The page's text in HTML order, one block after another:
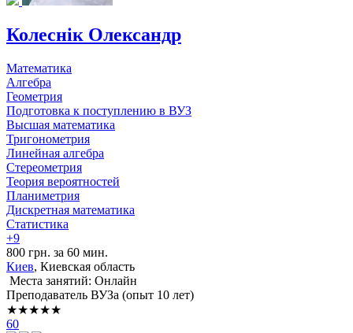
Колеснік Олександр
Математика
Алгебра
Геометрия
Подготовка к поступлению в ВУЗ
Высшая математика
Тригонометрия
Линейная алгебра
Стереометрия
Теория вероятностей
Планиметрия
Дискретная математика
Статистика
+9
800 грн. за 60 мин.
Киев, Киевская область
Места занятий: Онлайн
Преподаватель ВУЗа (опыт 10 лет)
★★★★★
60